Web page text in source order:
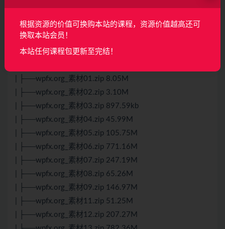
57.76M
| ├──《谁是学习之王》之AE解答视频.mp4 29.02M
| └──宣传片：AE超能力学院-入门到精通.mp4 13.80M
├──配套素材
| ├──wpfx.org_素材01.zip 8.05M
| ├──wpfx.org_素材02.zip 3.10M
| ├──wpfx.org_素材03.zip 897.59kb
| ├──wpfx.org_素材04.zip 45.99M
| ├──wpfx.org_素材05.zip 105.75M
| ├──wpfx.org_素材06.zip 771.16M
| ├──wpfx.org_素材07.zip 247.19M
| ├──wpfx.org_素材08.zip 65.26M
| ├──wpfx.org_素材09.zip 146.97M
| ├──wpfx.org_素材11.zip 51.25M
| ├──wpfx.org_素材12.zip 207.27M
根据资源的价值可换购本站的课程，资源价值越高还可
换取本站会员！
本站任何课程包更新至完结！